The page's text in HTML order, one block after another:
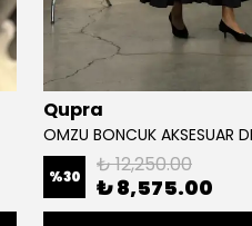
Qupra
%30 ₺ 12,250.00
₺ 8,575.00